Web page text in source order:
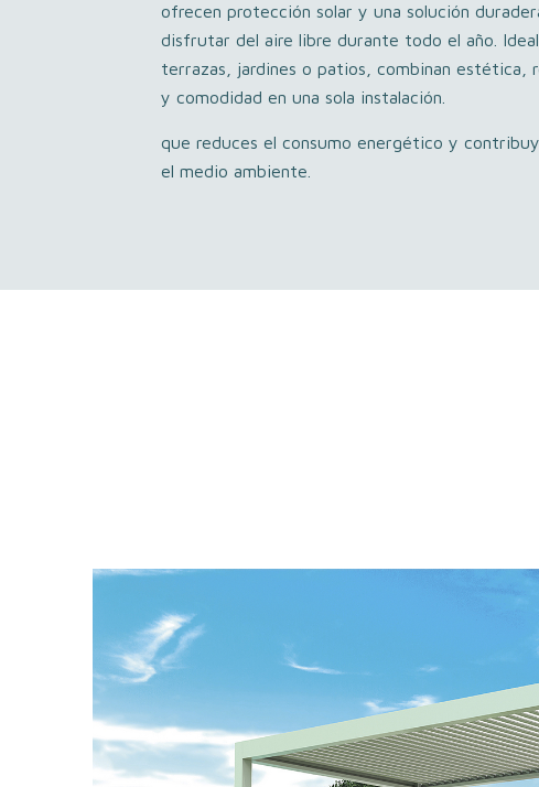
ofrecen protección solar y una solución
disfrutar del aire libre durante todo el año.
terrazas, jardines o patios, combinan estética,
y comodidad en una sola instalación.
que reduces el consumo energético y
el medio ambiente.